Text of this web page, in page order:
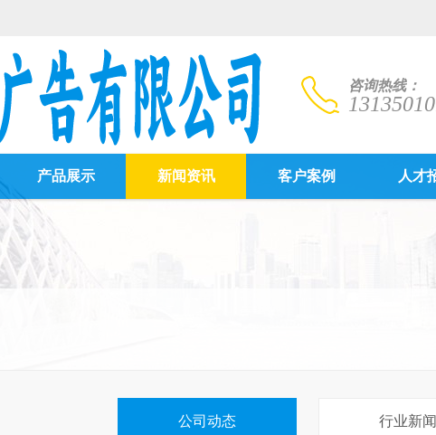
咨询热线：
产品展示 新闻资讯 客户案例 人才
公司动态 行业新闻